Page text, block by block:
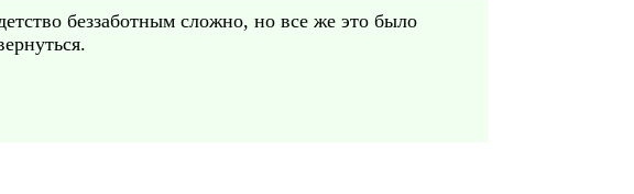
беззаботным сложно, но все же это было